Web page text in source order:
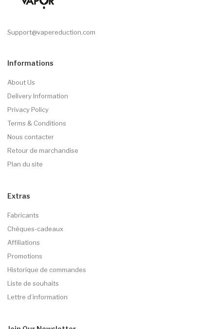
Support@vapereduction.com
Informations
About Us
Delivery Information
Privacy Policy
Terms & Conditions
Nous contacter
Retour de marchandise
Plan du site
Extras
Fabricants
Chèques-cadeaux
Affiliations
Promotions
Historique de commandes
Liste de souhaits
Lettre d’information